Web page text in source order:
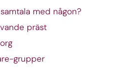
med någon?
präst
grupper